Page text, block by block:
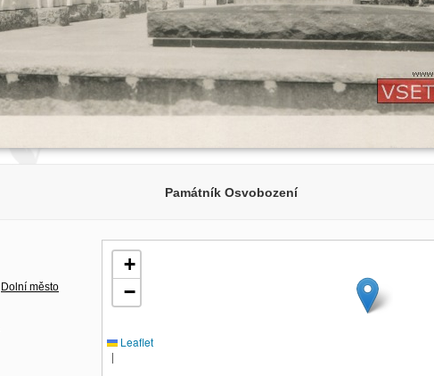
Památník Osvobození
Dolní město
+
−
Leaflet
|